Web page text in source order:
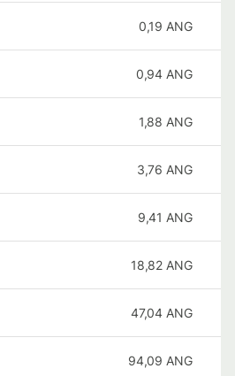
0,19 ANG
0,94 ANG
1,88 ANG
3,76 ANG
9,41 ANG
18,82 ANG
47,04 ANG
94,09 ANG